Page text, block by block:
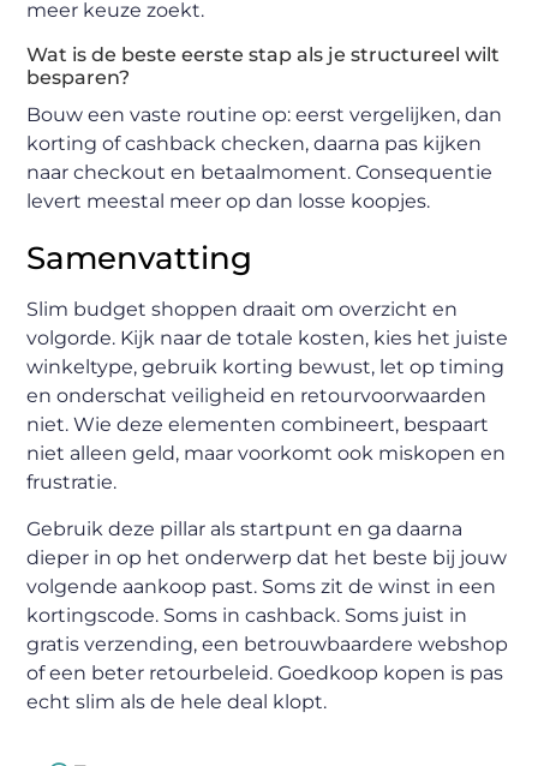
meer keuze zoekt.
Wat is de beste eerste stap als je structureel wilt
besparen?
Bouw een vaste routine op: eerst vergelijken, dan
korting of cashback checken, daarna pas kijken
naar checkout en betaalmoment. Consequentie
levert meestal meer op dan losse koopjes.
Samenvatting
Slim budget shoppen draait om overzicht en
volgorde. Kijk naar de totale kosten, kies het juiste
winkeltype, gebruik korting bewust, let op timing
en onderschat veiligheid en retourvoorwaarden
niet. Wie deze elementen combineert, bespaart
niet alleen geld, maar voorkomt ook miskopen en
frustratie.
Gebruik deze pillar als startpunt en ga daarna
dieper in op het onderwerp dat het beste bij jouw
volgende aankoop past. Soms zit de winst in een
kortingscode. Soms in cashback. Soms juist in
gratis verzending, een betrouwbaardere webshop
of een beter retourbeleid. Goedkoop kopen is pas
echt slim als de hele deal klopt.